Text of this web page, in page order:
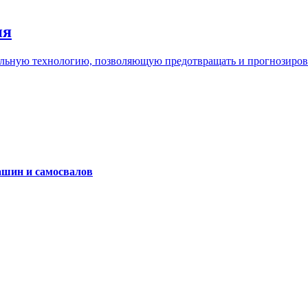
технологию, позволяющую предотвращать и
и самосвалов